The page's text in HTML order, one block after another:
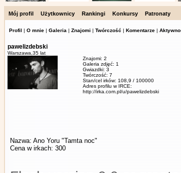
Mój profil Użytkownicy Rankingi Konkursy Patronaty
Profil | O mnie | Galeria | Znajomi | Twórczość | Komentarze |
pawelizdebski
Warszawa, 35 lat
Znajomi: 2
Galeria zdjęć: 1
Gwiazdki: 3
Twórczość: 7
Stan/cel irków: 108,9 / 100000
Adres profilu w IRCE:
http://irka.com.pl/u/pawelizdebski
Nazwa: Ano Yoru "Tamta noc"
Cena w irkach: 300